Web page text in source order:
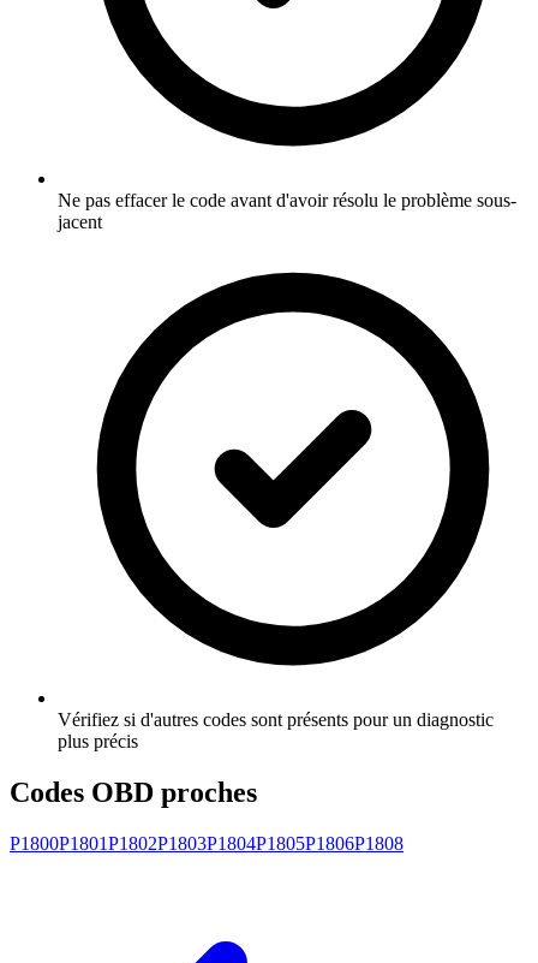
Ne pas effacer le code avant d'avoir résolu le problème sous-
jacent
Vérifiez si d'autres codes sont présents pour un diagnostic
plus précis
Codes OBD proches
P1800P1801P1802P1803P1804P1805P1806P1808